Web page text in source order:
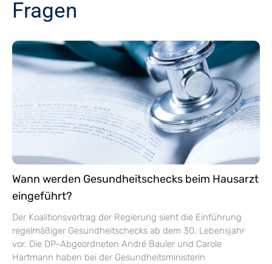
Fragen
Wann werden Gesundheitschecks beim Hausarzt
eingeführt?
Der Koalitionsvertrag der Regierung sieht die Einführung
regelmäßiger Gesundheitschecks ab dem 30. Lebensjahr
vor. Die DP-Abgeordneten André Bauler und Carole
Hartmann haben bei der Gesundheitsministerin